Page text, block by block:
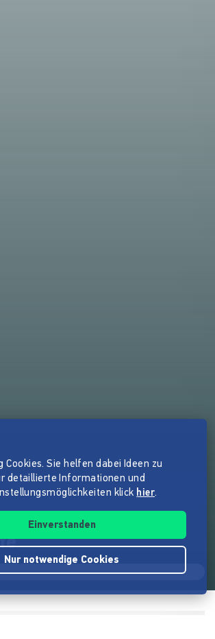
Cookies. Sie helfen dabei Ideen zu
detaillierte Informationen und
klick hier.
Einverstanden
Nur notwendige Cookies